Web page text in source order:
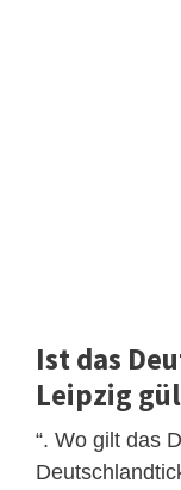
Ist das
Leipzig
“. Wo gilt das